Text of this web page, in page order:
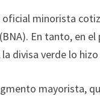
oficial minorista
En tanto, en
la divisa verde lo hizo
mayorista,